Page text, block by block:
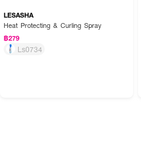
LESASHA
Heat Protecting & Curling Spray
฿279
Ls0734